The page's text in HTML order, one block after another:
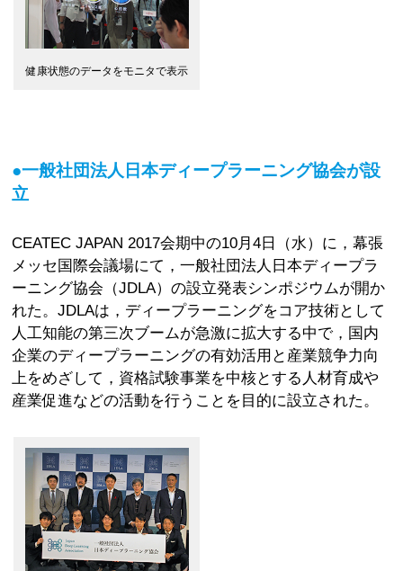
健康状態のデータをモニタで表示
●一般社団法人日本ディープラーニング協会が設
立
CEATEC JAPAN 2017会期中の10月4日（水）に，幕張
メッセ国際会議場にて，一般社団法人日本ディープラ
ーニング協会（JDLA）の設立発表シンポジウムが開か
れた。JDLAは，ディープラーニングをコア技術として
人工知能の第三次ブームが急激に拡大する中で，国内
企業のディープラーニングの有効活用と産業競争力向
上をめざして，資格試験事業を中核とする人材育成や
産業促進などの活動を行うことを目的に設立された。